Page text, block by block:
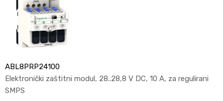
ABL8PRP24100
Elektronički zaštitni modul, 28..28,8 V DC, 10 A, za regulirani
SMPS